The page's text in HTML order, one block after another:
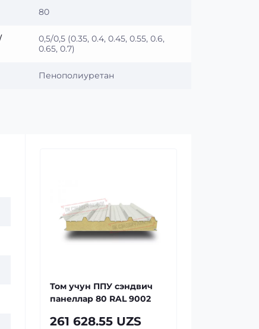
80
0,5/0,5 (0.35, 0.4, 0.45, 0.55, 0.6,
0.65, 0.7)
Пенополиуретан
Том учун ППУ сэндвич
панеллар 80 RAL 9002
261 628.55 UZS